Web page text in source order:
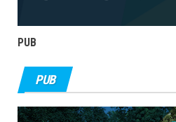
PUB
PUB